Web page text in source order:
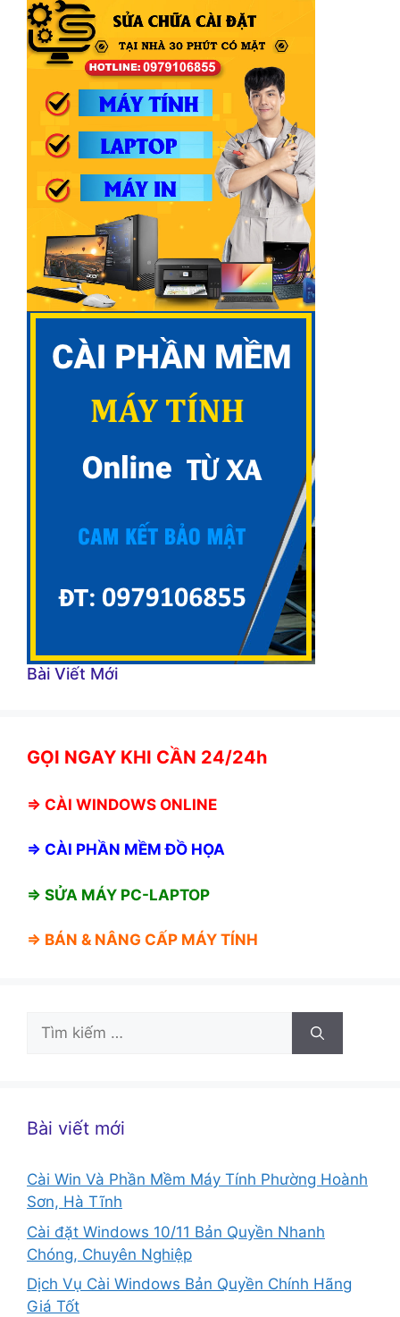
Bài Viết Mới
GỌI NGAY KHI CẦN 24/24h
⇒ CÀI WINDOWS ONLINE
⇒ CÀI PHẦN MỀM ĐỒ HỌA
⇒ SỬA MÁY PC-LAPTOP
⇒ BÁN & NÂNG CẤP MÁY TÍNH
Tìm
Bài viết mới
Cài Win Và Phần Mềm Máy Tính Phường Hoành
Sơn, Hà Tĩnh
Cài đặt Windows 10/11 Bản Quyền Nhanh
Chóng, Chuyên Nghiệp
Dịch Vụ Cài Windows Bản Quyền Chính Hãng
Giá Tốt